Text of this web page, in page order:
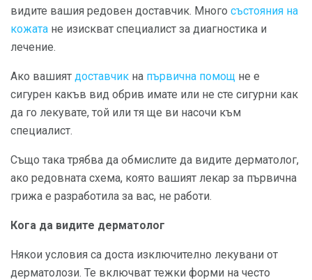
видите вашия редовен доставчик. Много състояния на
кожата не изискват специалист за диагностика и
лечение.
Ако вашият доставчик на първична помощ не е
сигурен какъв вид обрив имате или не сте сигурни как
да го лекувате, той или тя ще ви насочи към
специалист.
Също така трябва да обмислите да видите дерматолог,
ако редовната схема, която вашият лекар за първична
грижа е разработила за вас, не работи.
Кога да видите дерматолог
Някои условия са доста изключително лекувани от
дерматолози. Те включват тежки форми на често